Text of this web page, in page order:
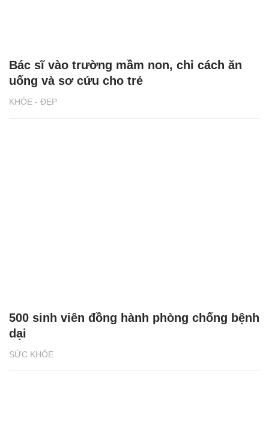
KHỎE - ĐẸP
Bác sĩ vào trường mầm non, chỉ cách ăn
uống và sơ cứu cho trẻ
SỨC KHỎE
500 sinh viên đồng hành phòng chống bệnh
dại